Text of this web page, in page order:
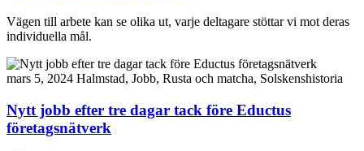
Vägen till arbete kan se olika ut, varje deltagare stöttar vi mot deras
individuella mål.
mars 5, 2024 Halmstad, Jobb, Rusta och matcha, Solskenshistoria
Nytt jobb efter tre dagar tack före Eductus
företagsnätverk